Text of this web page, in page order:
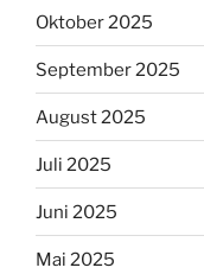
Oktober 2025
September 2025
August 2025
Juli 2025
Juni 2025
Mai 2025